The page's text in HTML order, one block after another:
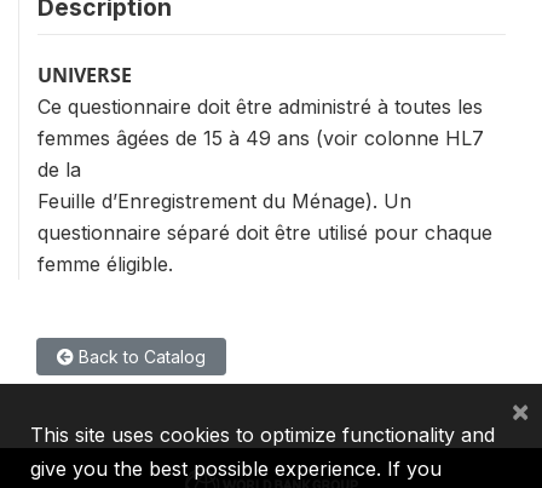
Description
UNIVERSE
Ce questionnaire doit être administré à toutes les
femmes âgées de 15 à 49 ans (voir colonne HL7
de la
Feuille d’Enregistrement du Ménage). Un
questionnaire séparé doit être utilisé pour chaque
femme éligible.
Back to Catalog
This site uses cookies to optimize functionality and
give you the best possible experience. If you
×